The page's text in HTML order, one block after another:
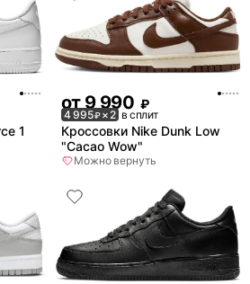
1
от9 990 ₽
4 995₽× 2 в сплит
Кроссовки Nike Dunk Low
"Cacao Wow"
Можно вернуть